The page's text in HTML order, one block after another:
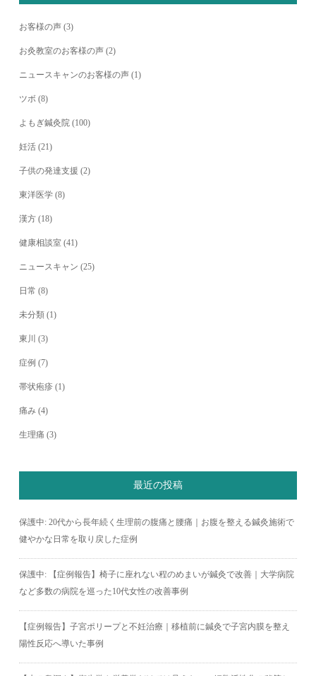
お客様の声 (3)
お灸教室のお客様の声 (2)
ニュースキャンのお客様の声 (1)
ツボ (8)
よもぎ鍼灸院 (100)
妊活 (21)
子供の発達支援 (2)
東洋医学 (8)
漢方 (18)
健康相談室 (41)
ニュースキャン (25)
日常 (8)
未分類 (1)
東川 (3)
症例 (7)
帯状疱疹 (1)
痛み (4)
生理痛 (3)
最近の投稿
保護中: 20代から長年続く生理前の腹痛と腰痛｜お腹を整える鍼灸施術で
健やかな日常を取り戻した症例
保護中: 【症例報告】椅子に座れない程のめまいが鍼灸で改善｜大学病院
など多数の病院を巡った10代女性の改善事例
【症例報告】子宮ポリープと不妊治療｜移植前に鍼灸で子宮内膜を整え
陽性反応へ導いた事例